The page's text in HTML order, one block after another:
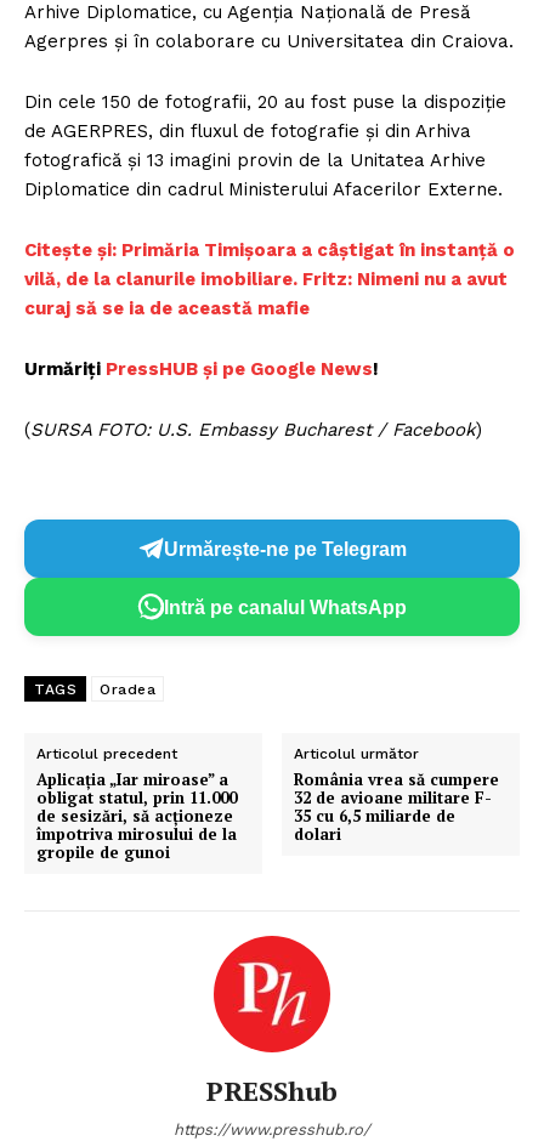
Arhive Diplomatice, cu Agenţia Naţională de Presă
Agerpres şi în colaborare cu Universitatea din Craiova.
Din cele 150 de fotografii, 20 au fost puse la dispoziţie
de AGERPRES, din fluxul de fotografie şi din Arhiva
fotografică şi 13 imagini provin de la Unitatea Arhive
Diplomatice din cadrul Ministerului Afacerilor Externe.
Citește și: Primăria Timişoara a câştigat în instanţă o
vilă, de la clanurile imobiliare. Fritz: Nimeni nu a avut
curaj să se ia de această mafie
Urmăriți PressHUB și pe Google News!
(SURSA FOTO: U.S. Embassy Bucharest / Facebook)
Urmărește-ne pe Telegram
Intră pe canalul WhatsApp
TAGS Oradea
Articolul precedent
Aplicația „Iar miroase” a
obligat statul, prin 11.000
de sesizări, să acționeze
împotriva mirosului de la
gropile de gunoi
Articolul următor
România vrea să cumpere
32 de avioane militare F-
35 cu 6,5 miliarde de
dolari
PRESShub
https://www.presshub.ro/